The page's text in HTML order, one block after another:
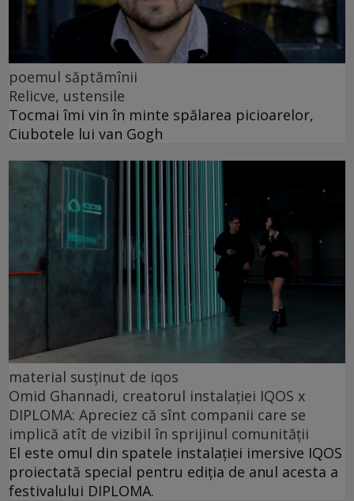
poemul săptămînii
Relicve, ustensile
Tocmai îmi vin în minte spălarea picioarelor,
Ciubotele lui van Gogh
material susținut de iqos
Omid Ghannadi, creatorul instalației IQOS x
DIPLOMA: Apreciez că sînt companii care se
implică atît de vizibil în sprijinul comunității
El este omul din spatele instalației imersive IQOS
proiectată special pentru ediția de anul acesta a
festivalului DIPLOMA.